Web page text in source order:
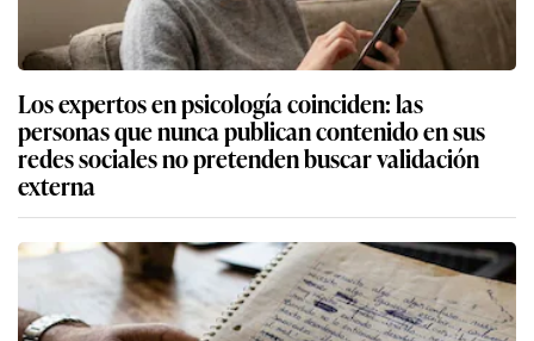
Los expertos en psicología coinciden: las
personas que nunca publican contenido en sus
redes sociales no pretenden buscar validación
externa